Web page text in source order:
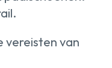
vereisten van